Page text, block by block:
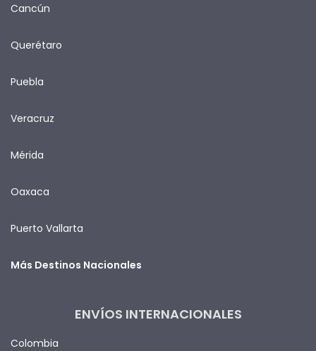
Cancún
Querétaro
Puebla
Veracruz
Mérida
Oaxaca
Puerto Vallarta
Más Destinos Nacionales
ENVÍOS INTERNACIONALES
Colombia